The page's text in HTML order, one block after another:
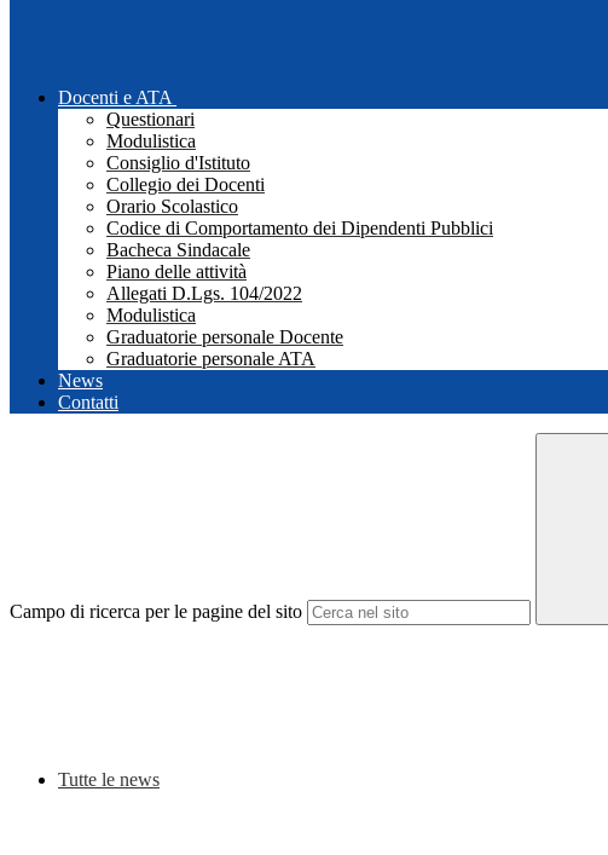
Docenti e ATA
Questionari
Modulistica
Consiglio d'Istituto
Collegio dei Docenti
Orario Scolastico
Codice di Comportamento dei Dipendenti Pubblici
Bacheca Sindacale
Piano delle attività
Allegati D.Lgs. 104/2022
Modulistica
Graduatorie personale Docente
Graduatorie personale ATA
News
Contatti
Campo di ricerca per le pagine del sito
Tutte le news